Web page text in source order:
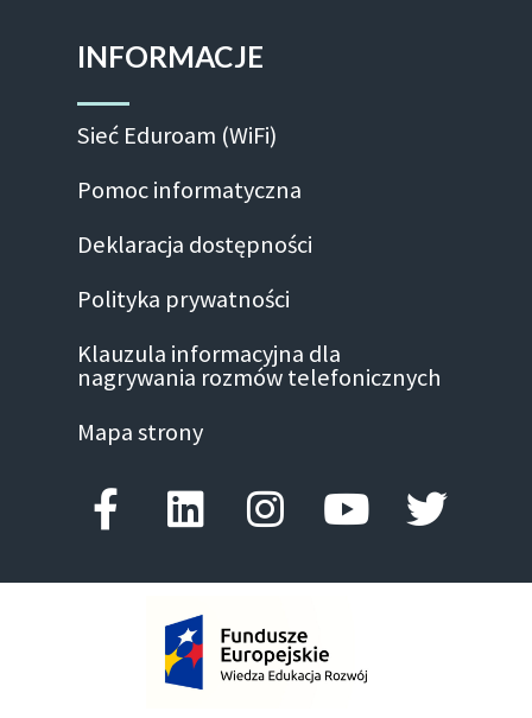
INFORMACJE
Sieć Eduroam (WiFi)
Pomoc informatyczna
Deklaracja dostępności
Polityka prywatności
Klauzula informacyjna dla
nagrywania rozmów telefonicznych
Mapa strony
Facebook-f
LinkedinInstagram
Youtube